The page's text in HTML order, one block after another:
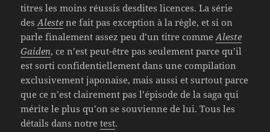
titres les moins réussis desdites licences. La série
desAleste ne fait pas exception à la règle, et si on
parle finalement assez peu d’un titre commeAleste
Gaiden, ce n’est peut-être pas seulement parce qu’il
est sorti confidentiellement dans une compilation
exclusivement japonaise, mais aussi et surtout parce
que ce n’est clairement pas l’épisode de la saga qui
mérite le plus qu’on se souvienne de lui. Tous les
détails dans notretest.